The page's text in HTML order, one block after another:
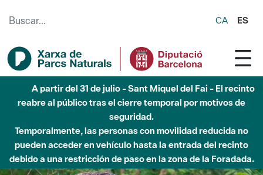
CA ES
A partir del 31 de julio - Sant Miquel del Fai - El recinto
reabre al público tras el cierre temporal por motivos de
seguridad.
Temporalmente, las personas con movilidad reducida no
pueden acceder en vehículo hasta la entrada del recinto
debido a una restricción de paso en la zona de la Foradada.